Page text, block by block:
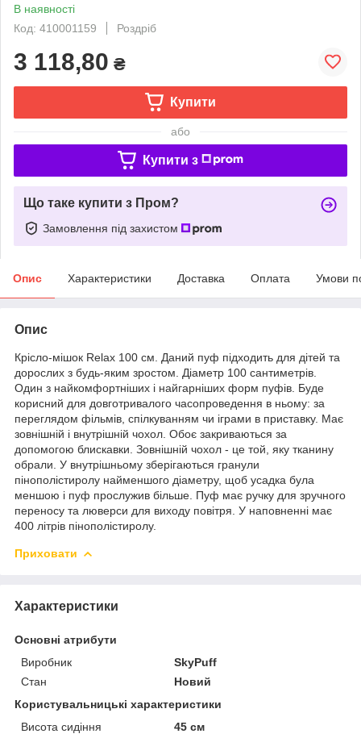
В наявності
Код: 410001159
Роздріб
3 118,80 ₴
Купити
або
Купити з
Що таке купити з Пром?
Замовлення під захистом
Опис Характеристики Доставка Оплата Умови
Опис
Крісло-мішок Relax 100 см. Даний пуф підходить для дітей та
дорослих з будь-яким зростом. Діаметр 100 сантиметрів.
Один з найкомфортніших і найгарніших форм пуфів. Буде
корисний для довготривалого часопроведення в ньому: за
переглядом фільмів, спілкуванням чи іграми в приставку. Має
зовнішній і внутрішній чохол. Обоє закриваються за
допомогою блискавки. Зовнішній чохол - це той, яку тканину
обрали. У внутрішньому зберігаються гранули
пінополістиролу найменшого діаметру, щоб усадка була
меншою і пуф прослужив більше. Пуф має ручку для зручного
переносу та люверси для виходу повітря. У наповненні має
400 літрів пінополістиролу.
Приховати
Характеристики
Основні атрибути
Виробник
SkyPuff
Стан
Новий
Користувальницькі характеристики
Висота сидіння
45 см